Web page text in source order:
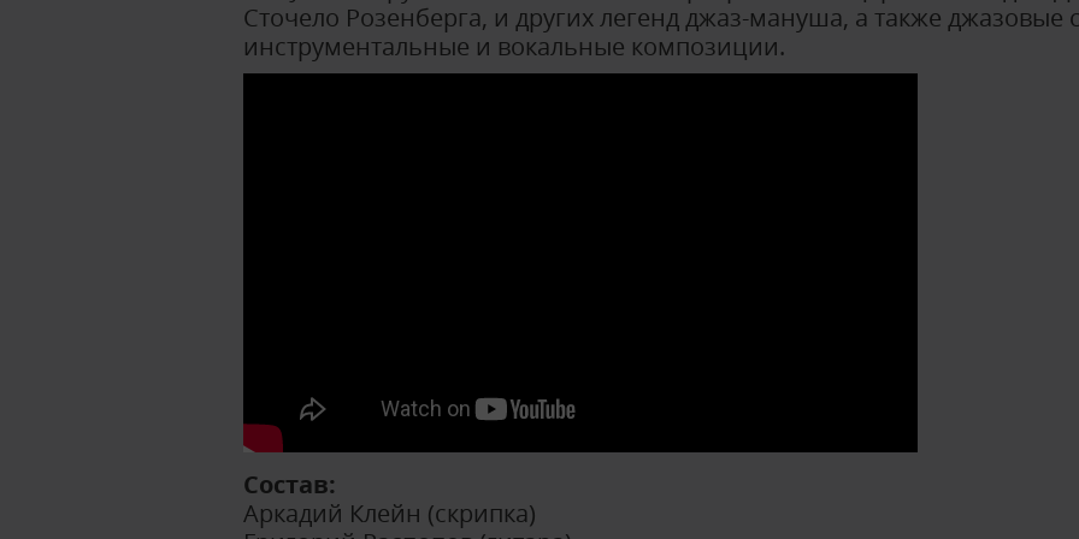
Сточело Розенберга, и других легенд джаз-мануша, а также джазовые
инструментальные и вокальные композиции.
Состав:
Аркадий Клейн (скрипка)